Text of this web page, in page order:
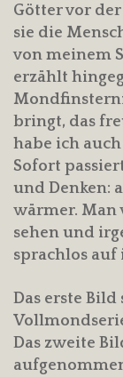
Götter vor
sie die
von meinem
erzählt
bringt, das
habe ich
Sofort
und Denken:
wärmer. Man
sehen und
sprachlos auf
Das erste
Das zweite